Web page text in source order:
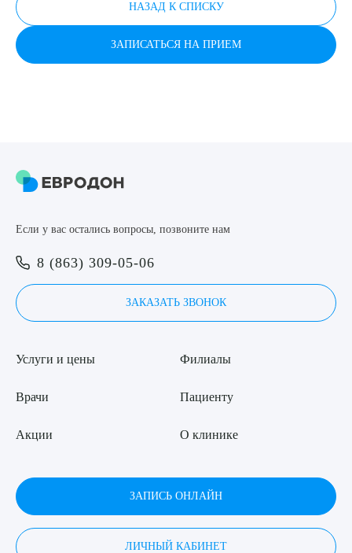
НАЗАД К СПИСКУ
ЗАПИСАТЬСЯ НА ПРИЕМ
Если у вас остались вопросы, позвоните нам
8 (863) 309-05-06
ЗАКАЗАТЬ ЗВОНОК
Услуги и цены
Врачи
Акции
Филиалы
Пациенту
О клинике
ЗАПИСЬ ОНЛАЙН
ЛИЧНЫЙ КАБИНЕТ